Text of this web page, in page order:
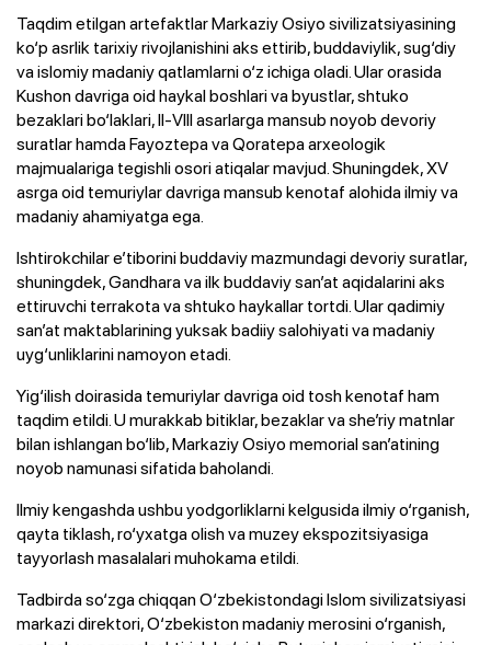
Taqdim etilgan artefaktlar Markaziy Osiyo sivilizatsiyasining
ko‘p asrlik tarixiy rivojlanishini aks ettirib, buddaviylik, sug‘diy
va islomiy madaniy qatlamlarni o‘z ichiga oladi. Ular orasida
Kushon davriga oid haykal boshlari va byustlar, shtuko
bezaklari bo‘laklari, II-VIII asarlarga mansub noyob devoriy
suratlar hamda Fayoztepa va Qoratepa arxeologik
majmualariga tegishli osori atiqalar mavjud. Shuningdek, XV
asrga oid temuriylar davriga mansub kenotaf alohida ilmiy va
madaniy ahamiyatga ega.
Ishtirokchilar e’tiborini buddaviy mazmundagi devoriy suratlar,
shuningdek, Gandhara va ilk buddaviy san’at aqidalarini aks
ettiruvchi terrakota va shtuko haykallar tortdi. Ular qadimiy
san’at maktablarining yuksak badiiy salohiyati va madaniy
uyg‘unliklarini namoyon etadi.
Yig‘ilish doirasida temuriylar davriga oid tosh kenotaf ham
taqdim etildi. U murakkab bitiklar, bezaklar va she’riy matnlar
bilan ishlangan bo‘lib, Markaziy Osiyo memorial san’atining
noyob namunasi sifatida baholandi.
Ilmiy kengashda ushbu yodgorliklarni kelgusida ilmiy o‘rganish,
qayta tiklash, ro‘yxatga olish va muzey ekspozitsiyasiga
tayyorlash masalalari muhokama etildi.
Tadbirda so‘zga chiqqan O‘zbekistondagi Islom sivilizatsiyasi
markazi direktori, O‘zbekiston madaniy merosini o‘rganish,